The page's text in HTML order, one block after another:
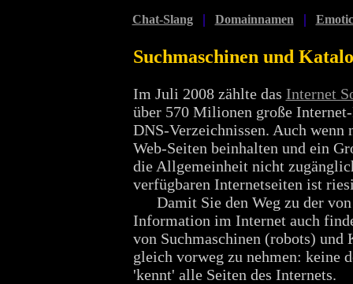
Chat-Slang | Domainnamen |
Suchmaschinen und
Im Juli 2008 zählte das Internet
über 570 Milionen große
DNS-Verzeichnissen. Auch wenn
Web-Seiten beinhalten und ein
die Allgemeinheit nicht
verfügbaren Internetseiten ist
Damit Sie den Weg zu der von
Information im Internet auch
von Suchmaschinen (robots) und
gleich vorweg zu nehmen: keine
'kennt' alle Seiten des Internets.